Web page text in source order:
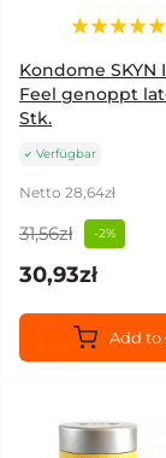
Kondome SKYN
Feel genoppt
Stk.
Verfügbar
Netto 28,64zł
31,56zł -2%
30,93zł
Add to